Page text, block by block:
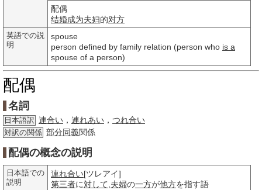
配偶
结婚成为夫妇的对方
英語での説
明
spouse
person defined by family relation (person who is a
spouse of a person)
配偶
名詞
日本語訳 連合い ， 連れあい ， つれ合い
対訳の関係 部分同義関係
配偶の概念の説明
日本語での
説明
連れ合い[ツレアイ]
第三者に対して 夫婦の一方が他方を指す語